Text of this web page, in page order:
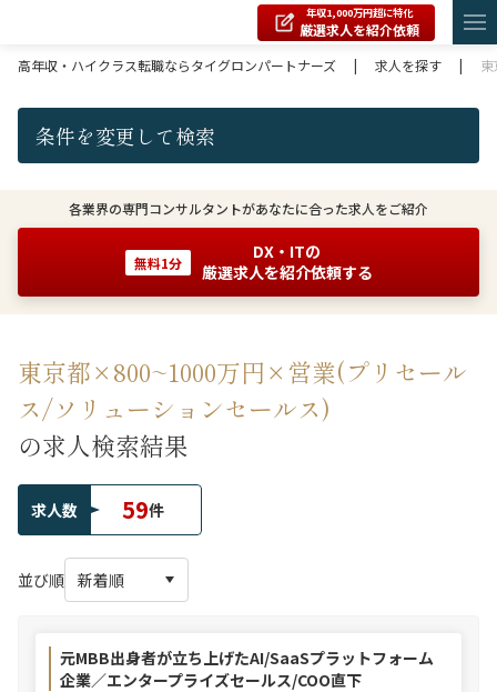
年収1,000万円超に特化
厳選求人を紹介依頼
高年収・ハイクラス転職ならタイグロンパートナーズ
| 求人を探す |
条件を変更して検索
各業界の専門コンサルタントがあなたに合った求人をご紹介
無料1分
DX・ITの
厳選求人を紹介依頼する
東京都×800~1000万円×営業(プリセール
ス/ソリューションセールス)
の求人検索結果
求人数 59件
並び順
元MBB出身者が立ち上げたAI/SaaSプラットフォーム
企業／エンタープライズセールス/COO直下